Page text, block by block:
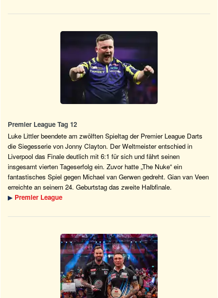
Premier League Tag 12
Luke Littler beendete am zwölften Spieltag der Premier League Darts
die Siegesserie von Jonny Clayton. Der Weltmeister entschied in
Liverpool das Finale deutlich mit 6:1 für sich und fährt seinen
insgesamt vierten Tageserfolg ein. Zuvor hatte „The Nuke“ ein
fantastisches Spiel gegen Michael van Gerwen gedreht. Gian van Veen
erreichte an seinem 24. Geburtstag das zweite Halbfinale.
▶ Premier League